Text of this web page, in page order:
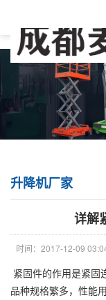
升降机厂家
详解
时间：2017-12-09
紧固件的作用是紧固
品种规格繁多，性能